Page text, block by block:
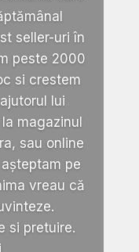
seller-uri în
peste 2000
si crestem
lui
magazinul
sau online
pe
vreau că
si pretuire.